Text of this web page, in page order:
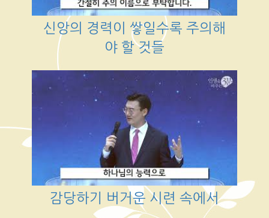
신앙의 경력이 쌓일수록 주의해
야 할 것들
감당하기 버거운 시련 속에서